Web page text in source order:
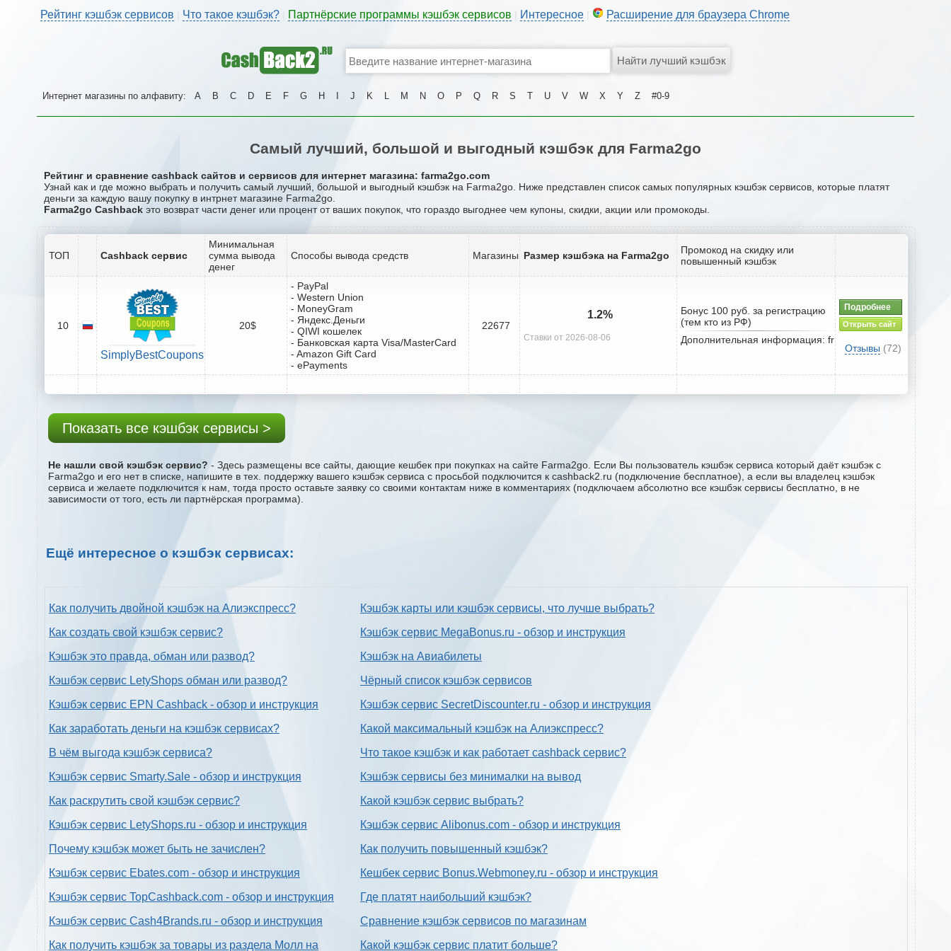
Рейтинг кэшбэк сервисов Что такое кэшбэк? Партнёрские программы кэшбэк сервисов Интересное Расширение для браузера Chrome
Интернет магазины по алфавиту: A B C D E F G H J K L M N O P Q R S T U V W X Y Z #0-9
Самый лучший, большой и выгодный кэшбэк для Farma2go
Рейтинг и сравнение cashback сайтов и сервисов для интернет магазина: farma2go.com
Узнай как и где можно выбрать и получить самый лучший, большой и выгодный кэшбэк на Farma2go. Ниже представлен список самых популярных кэшбэк сервисов, которые платят
деньги за каждую вашу покупку в интрнет магазине Farma2go.
Farma2go Cashback это возврат части денег или процент от ваших покупок, что гораздо выгоднее чем купоны, скидки, акции или промокоды.
ТОП Cashback сервис
Минимальная
сумма вывода
денег
Способы вывода средств Магазины Размер кэшбэка на Farma2go
Промокод на скидку или
повышенный кэшбэк
10
SimplyBestCoupons
20$
- PayPal
- Western Union
- MoneyGram
- Яндекс.Деньги
- QIWI кошелек
- Банковская карта Visa/MasterCard
- Amazon Gift Card
- ePayments
22677
1.2%
Ставки от 2026-08-06
Бонус 100 руб. за регистрацию
(тем кто из РФ)
Дополнительная информация: fr
Подробнее
Открыть сайт
Отзывы (72)
Показать все кэшбэк сервисы >
Не нашли свой кэшбэк сервис? - Здесь размещены все сайты, дающие кешбек при покупках на сайте Farma2go. Если Вы пользователь кэшбэк сервиса который даёт кэшбэк с
Farma2go и его нет в списке, напишите в тех. поддержку вашего кэшбэк сервиса с проcьбой подключится к cashback2.ru (подключение бесплатное), а если вы владелец кэшбэк
сервиса и желаете подключится к нам, тогда просто оставьте заявку со своими контактам ниже в комментариях (подключаем абсолютно все кэшбэк сервисы бесплатно, в не
зависимости от того, есть ли партнёрская программа).
Ещё интересное о кэшбэк сервисах:
Как получить двойной кэшбэк на Алиэкспресс?
Как создать свой кэшбэк сервис?
Кэшбэк это правда, обман или развод?
Кэшбэк сервис LetyShops обман или развод?
Кэшбэк сервис EPN Cashback - обзор и инструкция
Как заработать деньги на кэшбэк сервисах?
В чём выгода кэшбэк сервиса?
Кэшбэк сервис Smarty.Sale - обзор и инструкция
Как раскрутить свой кэшбэк сервис?
Кэшбэк сервис LetyShops.ru - обзор и инструкция
Почему кэшбэк может быть не зачислен?
Кэшбэк сервис Ebates.com - обзор и инструкция
Кэшбэк сервис TopCashback.com - обзор и инструкция
Кэшбэк сервис Cash4Brands.ru - обзор и инструкция
Как получить кэшбэк за товары из раздела Молл на
Кэшбэк карты или кэшбэк сервисы, что лучше выбрать?
Кэшбэк сервис MegaBonus.ru - обзор и инструкция
Кэшбэк на Авиабилеты
Чёрный список кэшбэк сервисов
Кэшбэк сервис SecretDiscounter.ru - обзор и инструкция
Какой максимальный кэшбэк на Алиэкспресс?
Что такое кэшбэк и как работает cashback сервис?
Кэшбэк сервисы без минималки на вывод
Какой кэшбэк сервис выбрать?
Кэшбэк сервис Alibonus.com - обзор и инструкция
Как получить повышенный кэшбэк?
Кешбек сервис Bonus.Webmoney.ru - обзор и инструкция
Где платят наибольший кэшбэк?
Сравнение кэшбэк сервисов по магазинам
Какой кэшбэк сервис платит больше?